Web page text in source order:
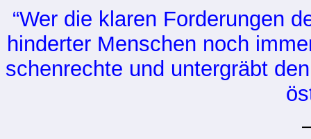
“Wer die kla­ren For­de­run­gen
hin­der­ter Men­schen noch
schen­rech­te und un­ter­gräbt